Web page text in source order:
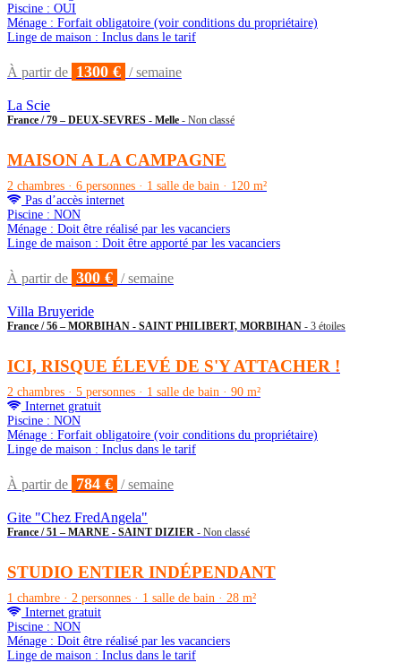
Piscine : OUI
Ménage : Forfait obligatoire (voir conditions du propriétaire)
Linge de maison : Inclus dans le tarif
À partir de 1300 € / semaine
La Scie
France / 79 – DEUX-SEVRES - Melle - Non classé
MAISON A LA CAMPAGNE
2 chambres · 6 personnes · 1 salle de bain · 120 m²
Pas d’accès internet
Piscine : NON
Ménage : Doit être réalisé par les vacanciers
Linge de maison : Doit être apporté par les vacanciers
À partir de 300 € / semaine
Villa Bruyeride
France / 56 – MORBIHAN - SAINT PHILIBERT, MORBIHAN - 3 étoiles
ICI, RISQUE ÉLEVÉ DE S'Y ATTACHER !
2 chambres · 5 personnes · 1 salle de bain · 90 m²
Internet gratuit
Piscine : NON
Ménage : Forfait obligatoire (voir conditions du propriétaire)
Linge de maison : Inclus dans le tarif
À partir de 784 € / semaine
Gite "Chez FredAngela"
France / 51 – MARNE - SAINT DIZIER - Non classé
STUDIO ENTIER INDÉPENDANT
1 chambre · 2 personnes · 1 salle de bain · 28 m²
Internet gratuit
Piscine : NON
Ménage : Doit être réalisé par les vacanciers
Linge de maison : Inclus dans le tarif